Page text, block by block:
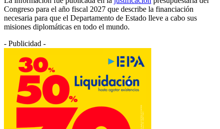
Congreso para el año fiscal 2027 que describe la financiación
necesaria para que el Departamento de Estado lleve a cabo sus
misiones diplomáticas en todo el mundo.
- Publicidad -